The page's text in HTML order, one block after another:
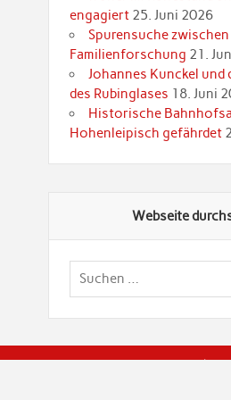
engagiert 25. Juni 2026
Spurensuche
Familienforschung 21.
Johannes Kunckel und
des Rubinglases 18. Juni
Historische
Hohenleipisch gefährdet
Webseite
© Brandenburgische